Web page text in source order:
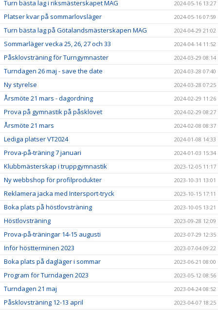
Turn bästa lag i riksmästerskapet MAG 2024-05-16 13:27
Platser kvar på sommarlovsläger 2024-05-16 07:59
Turn bästa lag på Götalandsmästerskapen MAG 2024-04-29 21:02
Sommarläger vecka 25, 26, 27 och 33 2024-04-14 11:52
Påsklovsträning för Turngymnaster 2024-03-29 08:14
Turndagen 26 maj - save the date 2024-03-28 07:40
Ny styrelse 2024-03-28 07:25
Årsmöte 21 mars - dagordning 2024-02-29 11:26
Prova på gymnastik på påsklovet 2024-02-29 08:27
Årsmöte 21 mars 2024-02-08 08:37
Lediga platser VT2024 2024-01-08 14:33
Prova-på-träning 7 januari 2024-01-03 15:34
Klubbmästerskap i truppgymnastik 2023-12-05 11:17
Ny webbshop för profilprodukter 2023-10-31 13:01
Reklamera jacka med Intersport-tryck 2023-10-15 17:11
Boka plats på höstlovsträning 2023-10-05 13:21
Höstlovsträning 2023-09-28 12:09
Prova-på-träningar 14-15 augusti 2023-07-29 12:35
Inför höstterminen 2023 2023-07-04 09:22
Boka plats på dagläger i sommar 2023-06-21 08:00
Program för Turndagen 2023 2023-05-12 08:56
Turndagen 21 maj 2023-04-24 08:52
Påsklovsträning 12-13 april 2023-04-07 18:25